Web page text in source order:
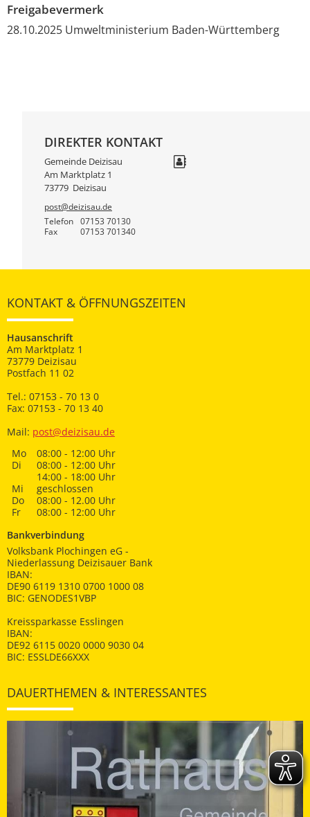
Freigabevermerk
28.10.2025 Umweltministerium Baden-Württemberg
DIREKTER KONTAKT
Gemeinde Deizisau
Am Marktplatz 1
73779 Deizisau
post@deizisau.de
Telefon
07153 70130
Fax 07153 701340
KONTAKT & ÖFFNUNGSZEITEN
Hausanschrift
Am Marktplatz 1
73779 Deizisau
Postfach 11 02
Tel.: 07153 - 70 13 0
Fax: 07153 - 70 13 40
Mail: post@deizisau.de
Mo
08:00 - 12:00 Uhr
Di
08:00 - 12:00 Uhr
14:00 - 18:00 Uhr
Mi
geschlossen
Do
08:00 - 12.00 Uhr
Fr
08:00 - 12:00 Uhr
Bankverbindung
Volksbank Plochingen eG -
Niederlassung Deizisauer Bank
IBAN:
DE90 6119 1310 0700 1000 08
BIC: GENODES1VBP
Kreissparkasse Esslingen
IBAN:
DE92 6115 0020 0000 9030 04
BIC: ESSLDE66XXX
DAUERTHEMEN & INTERESSANTES